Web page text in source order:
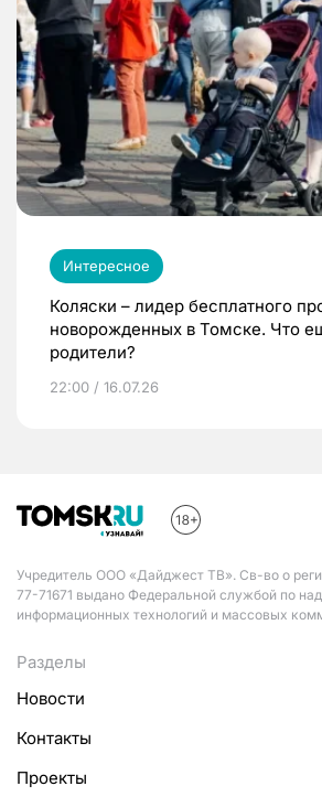
Интересное
Коляски – лидер бесплатного
новорожденных в Томске. Что
родители?
22:00 / 16.07.26
Учредитель ООО «Дайджест ТВ». Св-во о
77-71671 выдано Федеральной службой по
информационных технологий и массовых
Разделы
Новости
Контакты
Проекты